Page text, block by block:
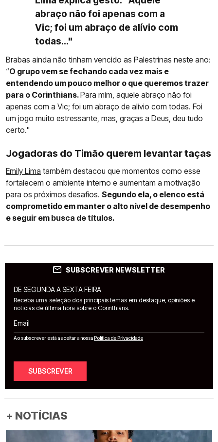
abraço não foi apenas com a
Vic; foi um abraço de alívio com
todas..."
Brabas ainda não tinham vencido as Palestrinas neste ano:
“O grupo vem se fechando cada vez mais e
entendendo um pouco melhor o que queremos trazer
para o Corinthians.Para mim, aquele abraço não foi
apenas com a Vic; foi um abraço de alívio com todas. Foi
um jogo muito estressante, mas, graças a Deus, deu tudo
certo."
Jogadoras do Timão querem levantar taças
Emily Lima também destacou que momentos como esse
fortalecem o ambiente interno e aumentam a motivação
para os próximos desafios. Segundo ela, o elenco está
comprometido em manter o alto nível de desempenho
e seguir em busca de títulos.
SUBSCREVER NEWSLETTER
DE SEGUNDA A SEXTA FEIRA
Receba uma seleção dos principais temas em destaque, opiniões e
notícias de última hora sobre o Corinthians.
Email
Ao subscrever está a aceitar a nossaPolítica de Privacidade
SUBSCREVER
+ NOTÍCIAS